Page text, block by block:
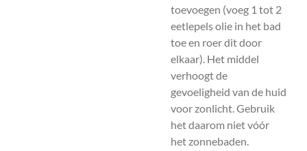
toevoegen (voeg 1 tot 2
eetlepels olie in het bad
toe en roer dit door
elkaar). Het middel
verhoogt de
gevoeligheid van de huid
voor zonlicht. Gebruik
het daarom niet vóór
het zonnebaden.